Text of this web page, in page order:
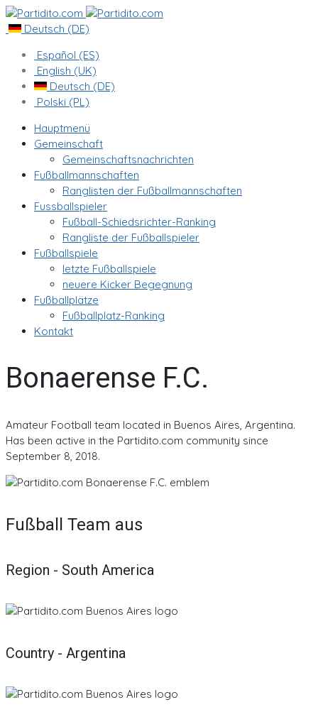
Deutsch (DE)
Español (ES)
English (UK)
Deutsch (DE)
Polski (PL)
Hauptmenü
Gemeinschaft
Gemeinschaftsnachrichten
Fußballmannschaften
Ranglisten der Fußballmannschaften
Fussballspieler
Fußball-Schiedsrichter-Ranking
Rangliste der Fußballspieler
Fußballspiele
letzte Fußballspiele
neuere Kicker Begegnung
Fußballplätze
Fußballplatz-Ranking
Kontakt
Bonaerense F.C.
Amateur Football team located in Buenos Aires, Argentina.
Has been active in the Partidito.com community since
September 8, 2018.
Fußball Team aus
Region - South America
Country - Argentina